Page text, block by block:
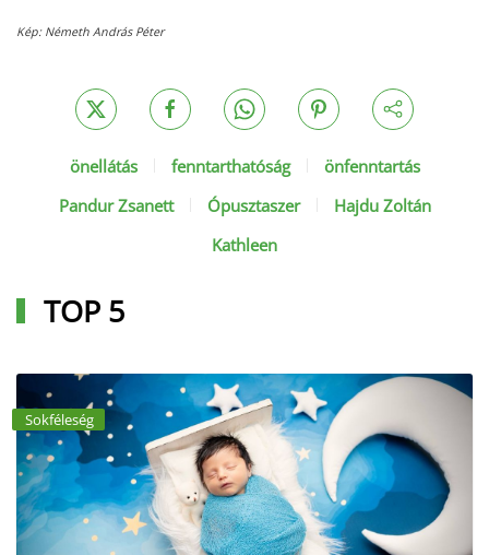
Kép: Németh András Péter
önellátás fenntarthatóság
önfenntartás
Pandur Zsanett
Ópusztaszer
Hajdu Zoltán
Kathleen
TOP 5
Sokféleség